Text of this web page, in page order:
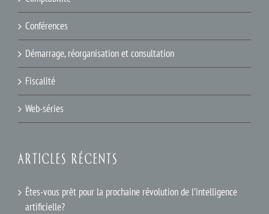
Conférences
Démarrage, réorganisation et consultation
Fiscalité
Web-séries
ARTICLES RÉCENTS
Êtes-vous prêt pour la prochaine révolution de l’intelligence
artificielle?